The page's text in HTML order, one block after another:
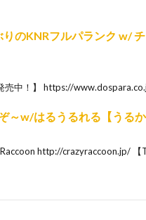
りのKNRフルパランク w/
売中！】 https://
～w/はるうるれる【うるか
Raccoon http://crazyraccoon.jp/​